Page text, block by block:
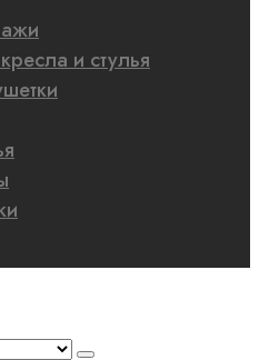
и стулья